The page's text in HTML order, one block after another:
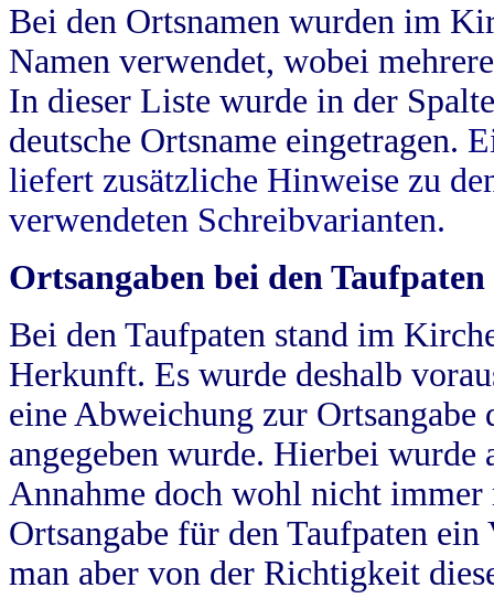
Bei den Ortsnamen wurden im
Namen verwendet, wobei
In dieser Liste wurde in der
deutsche Ortsname eingetragen.
liefert zusätzliche Hinweise zu
verwendeten Schreibvarianten.
Ortsangaben bei den Taufpaten
Bei den Taufpaten stand im
Herkunft. Es wurde deshalb
eine Abweichung zur
angegeben wurde. Hierbei wurde
Annahme doch wohl nicht
Ortsangabe für den Taufpaten
man aber von der Richtigkeit